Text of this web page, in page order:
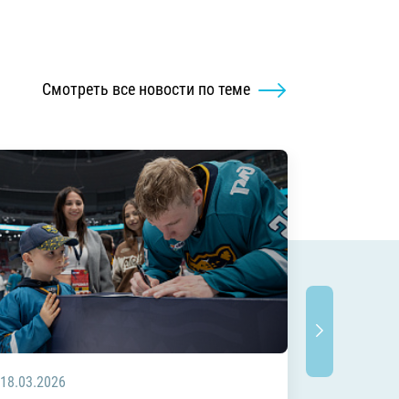
Смотреть все новости по теме
18.03.2026